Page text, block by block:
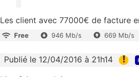
Les client avec 77000€ de facture
Free 946 Mb/s 669 Mb/s
Publié le 12/04/2016 à 21h14 !